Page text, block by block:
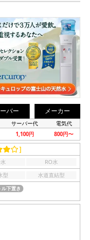
バー メーカー
サーバー代 電気代
1,100円 800円〜
］
RO水
型
水道直結型
ル下置き